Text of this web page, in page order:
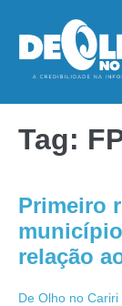
Tag:
Primeiro
relação
De Olho no Cariri